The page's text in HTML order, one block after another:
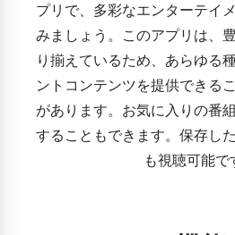
プリで、多彩なエンターテイ
みましょう。このアプリは、
り揃えているため、あらゆる
ントコンテンツを提供できる
があります。お気に入りの番
することもできます。保存し
も視聴可能で